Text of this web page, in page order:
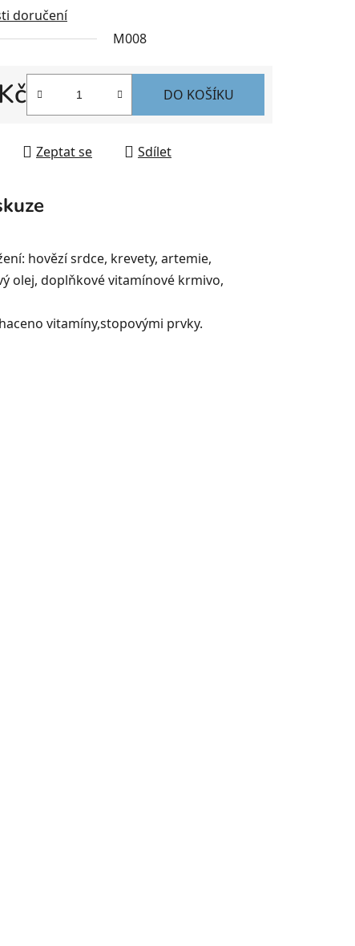
doručení
M008
cena:
DO KOŠÍKU
Zeptat se Sdílet
hovězí srdce, krevety, artemie,
olej, doplňkové vitamínové krmivo,
vitamíny,stopovými prvky.